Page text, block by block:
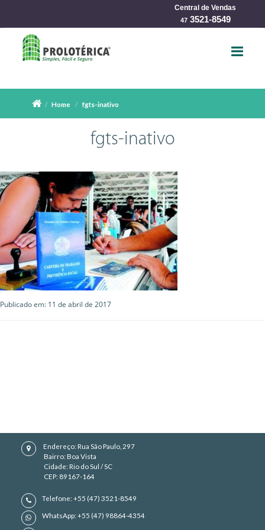
Central de Vendas
473521-8549
Home fgts-inativo
fgts-inativo
Publicado em: 11 de abril de 2017
Endereço: Rua São Paulo, 297
Bairro: Boa Vista
Cidade: Rio do Sul / SC
CEP: 89167-164
Telefone: +55 (47) 3521-8549
WhatsApp: +55 (47) 98864-4354